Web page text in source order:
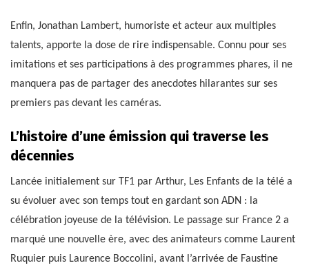
Enfin, Jonathan Lambert, humoriste et acteur aux multiples
talents, apporte la dose de rire indispensable. Connu pour ses
imitations et ses participations à des programmes phares, il ne
manquera pas de partager des anecdotes hilarantes sur ses
premiers pas devant les caméras.
L’histoire d’une émission qui traverse les
décennies
Lancée initialement sur TF1 par Arthur, Les Enfants de la télé a
su évoluer avec son temps tout en gardant son ADN : la
célébration joyeuse de la télévision. Le passage sur France 2 a
marqué une nouvelle ère, avec des animateurs comme Laurent
Ruquier puis Laurence Boccolini, avant l’arrivée de Faustine